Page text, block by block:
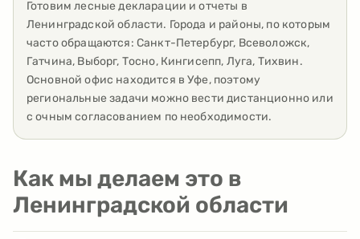
Готовим лесные декларации и отчеты в
Ленинградской области. Города и районы, по которым
часто обращаются: Санкт-Петербург, Всеволожск,
Гатчина, Выборг, Тосно, Кингисепп, Луга, Тихвин.
Основной офис находится в Уфе, поэтому
региональные задачи можно вести дистанционно или
с очным согласованием по необходимости.
Как мы делаем это в
Ленинградской области